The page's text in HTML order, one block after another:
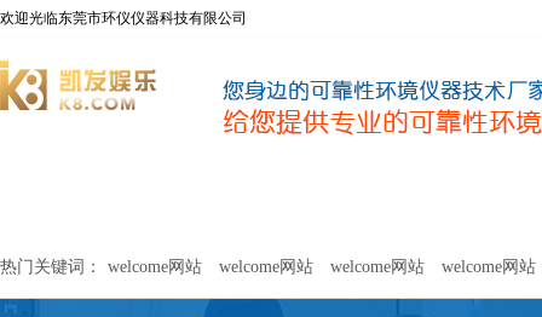
欢迎光临东莞市环仪仪器科技有限公司
关于环仪 联系环仪
热门关键词： welcome网站 welcome网站 welcome网站 welcome网站